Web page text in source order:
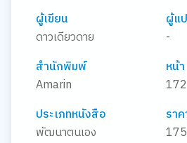
ผู้เขียน
ดาวเดียวดาย
ผู้แ
-
สำนักพิมพ์
Amarin
หน้า
172
ประเภทหนังสือ
พัฒนาตนเอง
รา